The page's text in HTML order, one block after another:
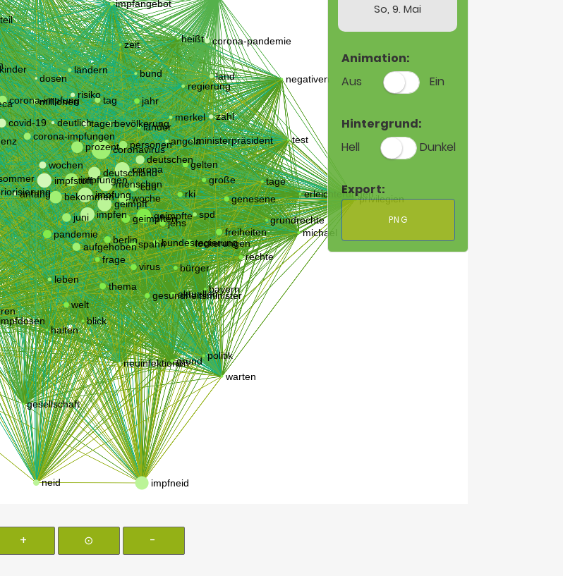
+ ⊙ -
So, 9. Mai
Animation:
Aus
Ein
Hintergrund:
Hell
Dunkel
Export:
PNG